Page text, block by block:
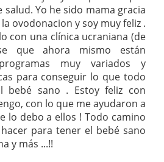
salud. Yo he sido mama gracia
ovodonacion y soy muy feliz .
con una clínica ucraniana (de
que ahora mismo están
muy variados y
para conseguir lo que todo
bebé sano . Estoy feliz con
con lo que me ayudaron a
lo debo a ellos ! Todo camino
para tener el bebé sano
y más ...!!